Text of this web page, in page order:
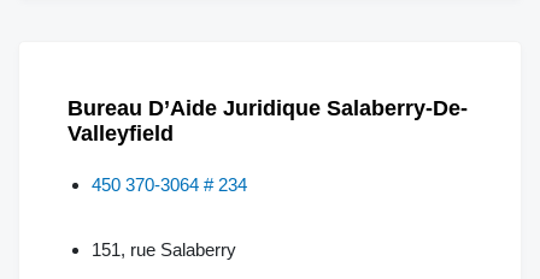
Bureau D’Aide Juridique Salaberry-De-
Valleyfield
450 370-3064 # 234
151, rue Salaberry